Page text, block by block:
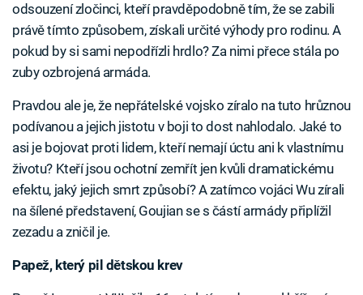
odsouzení zločinci, kteří pravděpodobně tím, že se zabili
právě tímto způsobem, získali určité výhody pro rodinu. A
pokud by si sami nepodřízli hrdlo? Za nimi přece stála po
zuby ozbrojená armáda.
Pravdou ale je, že nepřátelské vojsko zíralo na tuto hrůznou
podívanou a jejich jistotu v boji to dost nahlodalo. Jaké to
asi je bojovat proti lidem, kteří nemají úctu ani k vlastnímu
životu? Kteří jsou ochotní zemřít jen kvůli dramatickému
efektu, jaký jejich smrt způsobí? A zatímco vojáci Wu zírali
na šílené představení, Goujian se s částí armády připlížil
zezadu a zničil je.
Papež, který pil dětskou krev